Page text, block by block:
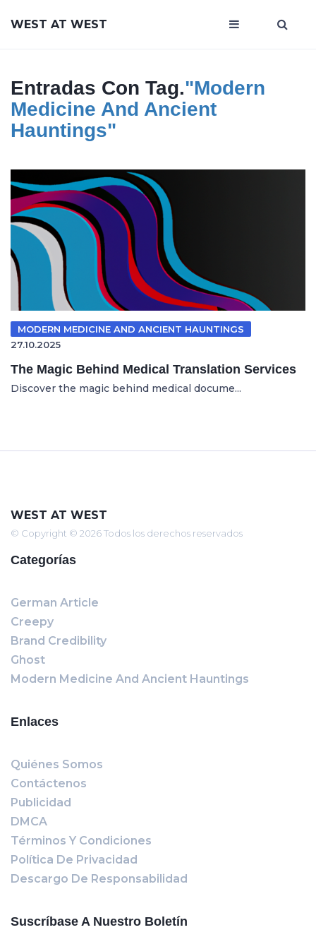
WEST AT WEST
Entradas Con Tag."Modern
Medicine And Ancient
Hauntings"
MODERN MEDICINE AND ANCIENT HAUNTINGS
27.10.2025
The Magic Behind Medical Translation Services
Discover the magic behind medical docume...
WEST AT WEST
© Copyright © 2026 Todos los derechos reservados
Categorías
German Article
Creepy
Brand Credibility
Ghost
Modern Medicine And Ancient Hauntings
Enlaces
Quiénes Somos
Contáctenos
Publicidad
DMCA
Términos Y Condiciones
Política De Privacidad
Descargo De Responsabilidad
Suscríbase A Nuestro Boletín